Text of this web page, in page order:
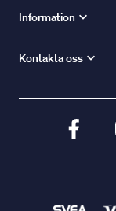
Information
Kontakta oss